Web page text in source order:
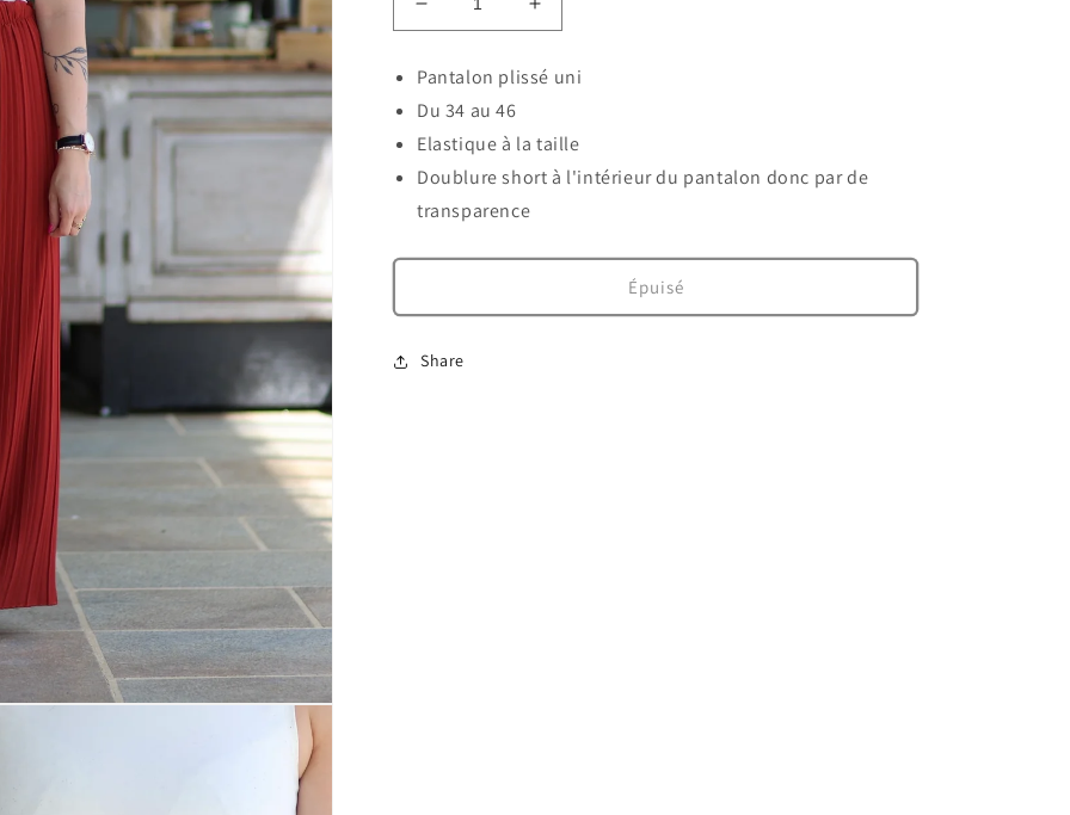
Réduire
la
quantité
de
Pantalon
plissé
Cassandra
rouille
Augmenter
la
quantité
de
plissé
Cassandra
rouille
Pantalon plissé uni
Du 34 au 46
Elastique à la taille
Doublure short à l'intérieur du pantalon donc par de
transparence
Épuisé
Share